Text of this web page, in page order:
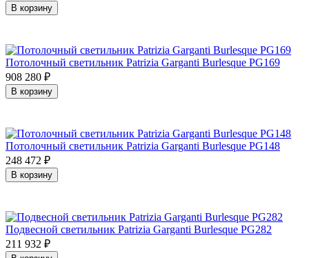
В корзину
Потолочный светильник Patrizia Garganti Burlesque PG169
908 280 ₽
В корзину
Потолочный светильник Patrizia Garganti Burlesque PG148
248 472 ₽
В корзину
Подвесной светильник Patrizia Garganti Burlesque PG282
211 932 ₽